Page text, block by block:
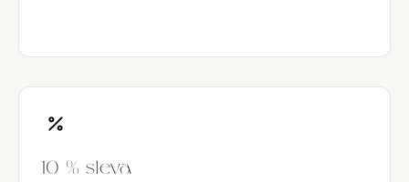
10 % sleva